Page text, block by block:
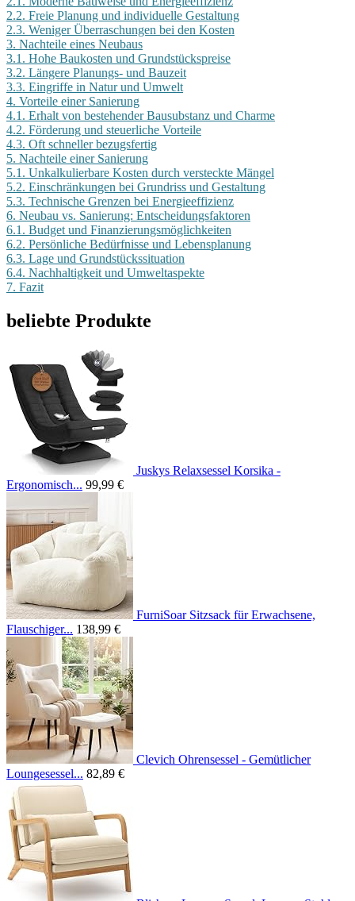
2.2. Freie Planung und individuelle Gestaltung
2.3. Weniger Überraschungen bei den Kosten
3. Nachteile eines Neubaus
3.1. Hohe Baukosten und Grundstückspreise
3.2. Längere Planungs- und Bauzeit
3.3. Eingriffe in Natur und Umwelt
4. Vorteile einer Sanierung
4.1. Erhalt von bestehender Bausubstanz und Charme
4.2. Förderung und steuerliche Vorteile
4.3. Oft schneller bezugsfertig
5. Nachteile einer Sanierung
5.1. Unkalkulierbare Kosten durch versteckte Mängel
5.2. Einschränkungen bei Grundriss und Gestaltung
5.3. Technische Grenzen bei Energieeffizienz
6. Neubau vs. Sanierung: Entscheidungsfaktoren
6.1. Budget und Finanzierungsmöglichkeiten
6.2. Persönliche Bedürfnisse und Lebensplanung
6.3. Lage und Grundstückssituation
6.4. Nachhaltigkeit und Umweltaspekte
7. Fazit
beliebte Produkte
Juskys Relaxsessel Korsika -
Ergonomisch... 99,99 €
FurniSoar Sitzsack für Erwachsene,
Flauschiger... 138,99 €
Clevich Ohrensessel - Gemütlicher
Loungesessel... 82,89 €